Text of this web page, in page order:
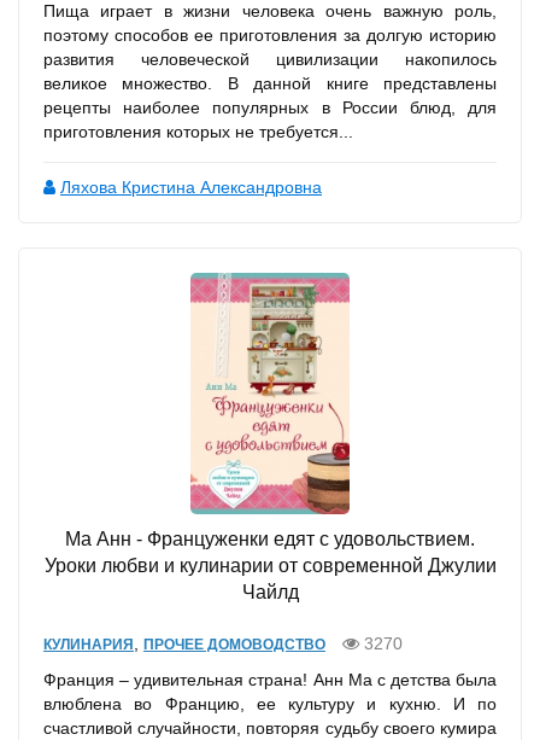
Пища играет в жизни человека очень важную роль,
поэтому способов ее приготовления за долгую историю
развития человеческой цивилизации накопилось
великое множество. В данной книге представлены
рецепты наиболее популярных в России блюд, для
приготовления которых не требуется...
Ляхова Кристина Александровна
Ма Анн - Француженки едят с удовольствием.
Уроки любви и кулинарии от современной Джулии
Чайлд
КУЛИНАРИЯ ПРОЧЕЕ ДОМОВОДСТВО
3270
Франция – удивительная страна! Анн Ма с детства была
влюблена во Францию, ее культуру и кухню. И по
счастливой случайности, повторяя судьбу своего кумира